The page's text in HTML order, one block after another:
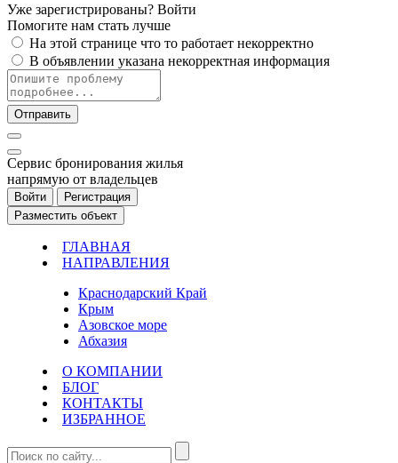
Уже зарегистрированы? Войти
Помогите нам стать лучше
На этой странице что то работает некорректно
В объявлении указана некорректная информация
Отправить
Cервис бронирования жилья
напрямую от владельцев
Войти
Регистрация
Разместить объект
ГЛАВНАЯ
НАПРАВЛЕНИЯ
Краснодарский Край
Крым
Азовское море
Абхазия
О КОМПАНИИ
БЛОГ
КОНТАКТЫ
ИЗБРАННОЕ